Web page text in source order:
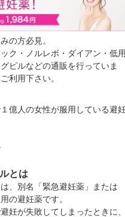
の方必見。
ク・ノルレボ・ダイアン・低
ピルなどの通販を行っていま
利用下さい。
億人の女性が服用している避
とは
、別名「緊急避妊薬」または
の避妊薬です。
妊が失敗してしまったときに